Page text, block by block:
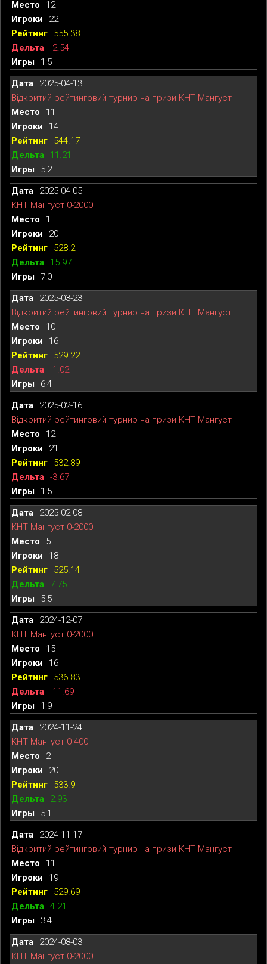
12
22
555.38
-2.54
1:5
2025-04-13
Відкритий рейтинговий турнир на призи КНТ Мангуст
11
14
544.17
11.21
5:2
2025-04-05
КНТ Мангуст 0-2000
1
20
528.2
15.97
7:0
2025-03-23
Відкритий рейтинговий турнир на призи КНТ Мангуст
10
16
529.22
-1.02
6:4
2025-02-16
Відкритий рейтинговий турнир на призи КНТ Мангуст
12
21
532.89
-3.67
1:5
2025-02-08
КНТ Мангуст 0-2000
5
18
525.14
7.75
5:5
2024-12-07
КНТ Мангуст 0-2000
15
16
536.83
-11.69
1:9
2024-11-24
КНТ Мангуст 0-400
2
20
533.9
2.93
5:1
2024-11-17
Відкритий рейтинговий турнир на призи КНТ Мангуст
11
19
529.69
4.21
3:4
2024-08-03
КНТ Мангуст 0-2000